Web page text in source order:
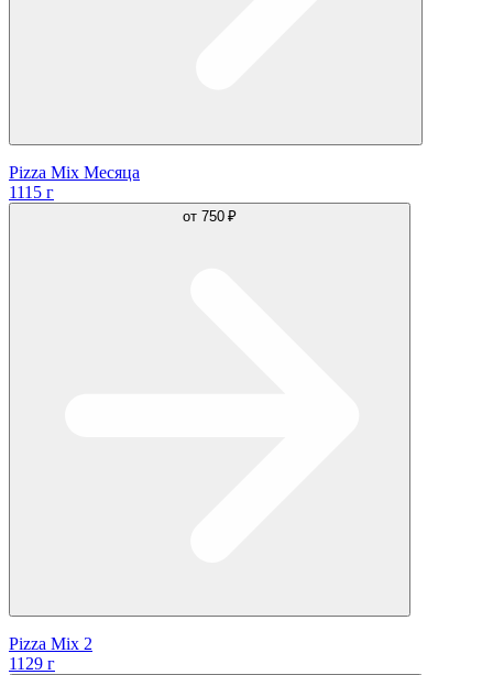
Pizza Mix Месяца
1115 г
от 750 ₽
Pizza Mix 2
1129 г